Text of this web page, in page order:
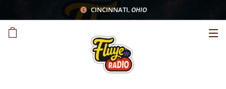
CINCINNATI,OHIO